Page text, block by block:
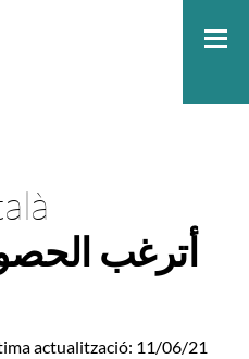
أترغب
actualització: 11/06/21